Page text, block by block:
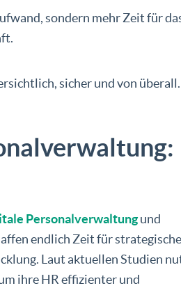
sondern mehr Zeit für
sicher und von überall.
Personalverwaltungund
endlich Zeit für strategische
Laut aktuellen Studien
ihre HR effizienter und